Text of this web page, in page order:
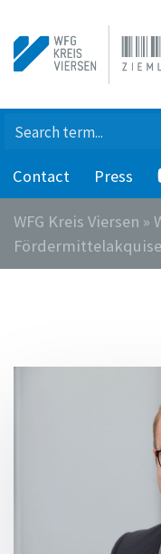
Contact Press
WFG Kreis Viersen »
Fördermittelakquise